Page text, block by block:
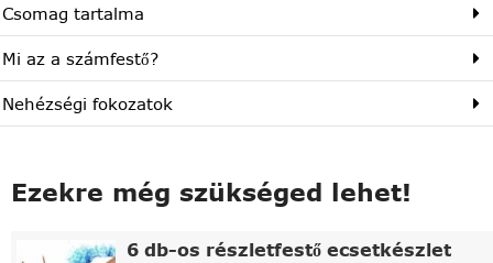
Csomag tartalma
Mi az a számfestő?
Nehézségi fokozatok
Ezekre még szükséged lehet!
6 db-os részletfestő ecsetkészlet